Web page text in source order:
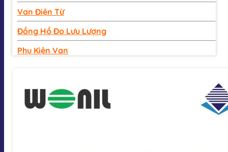
Van Điện Từ
Đồng Hồ Đo Lưu Lượng
Phụ Kiện Van